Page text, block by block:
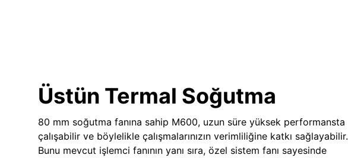
Üstün Termal Soğutma
80 mm soğutma fanına sahip M600, uzun süre yüksek performansta
çalışabilir ve böylelikle çalışmalarınızın verimliliğine katkı sağlayabilir.
Bunu mevcut işlemci fanının yanı sıra, özel sistem fanı sayesinde